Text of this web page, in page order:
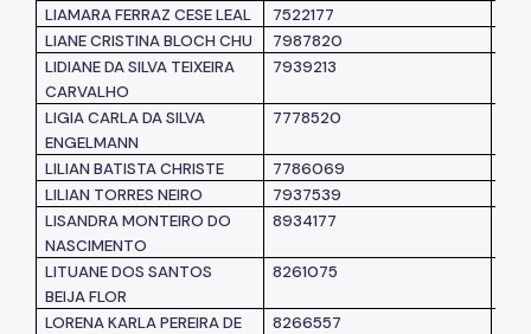
LIAMARA FERRAZ CESE LEAL
7522177
LIANE CRISTINA BLOCH CHU
7987820
LIDIANE DA SILVA TEIXEIRA
CARVALHO
7939213
LIGIA CARLA DA SILVA
ENGELMANN
7778520
LILIAN BATISTA CHRISTE 7786069
LILIAN TORRES NEIRO
7937539
LISANDRA MONTEIRO DO
NASCIMENTO
8934177
LITUANE DOS SANTOS
BEIJA FLOR
8261075
LORENA KARLA PEREIRA DE
8266557